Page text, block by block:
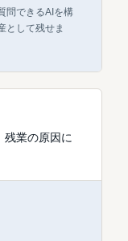
問できるAIを構
として残せま
残業の原因に